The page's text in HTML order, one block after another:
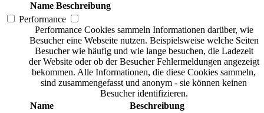
Name Beschreibung
Performance
Performance Cookies sammeln Informationen darüber, wie
Besucher eine Webseite nutzen. Beispielsweise welche Seiten
Besucher wie häufig und wie lange besuchen, die Ladezeit
der Website oder ob der Besucher Fehlermeldungen angezeigt
bekommen. Alle Informationen, die diese Cookies sammeln,
sind zusammengefasst und anonym - sie können keinen
Besucher identifizieren.
Name
Beschreibung